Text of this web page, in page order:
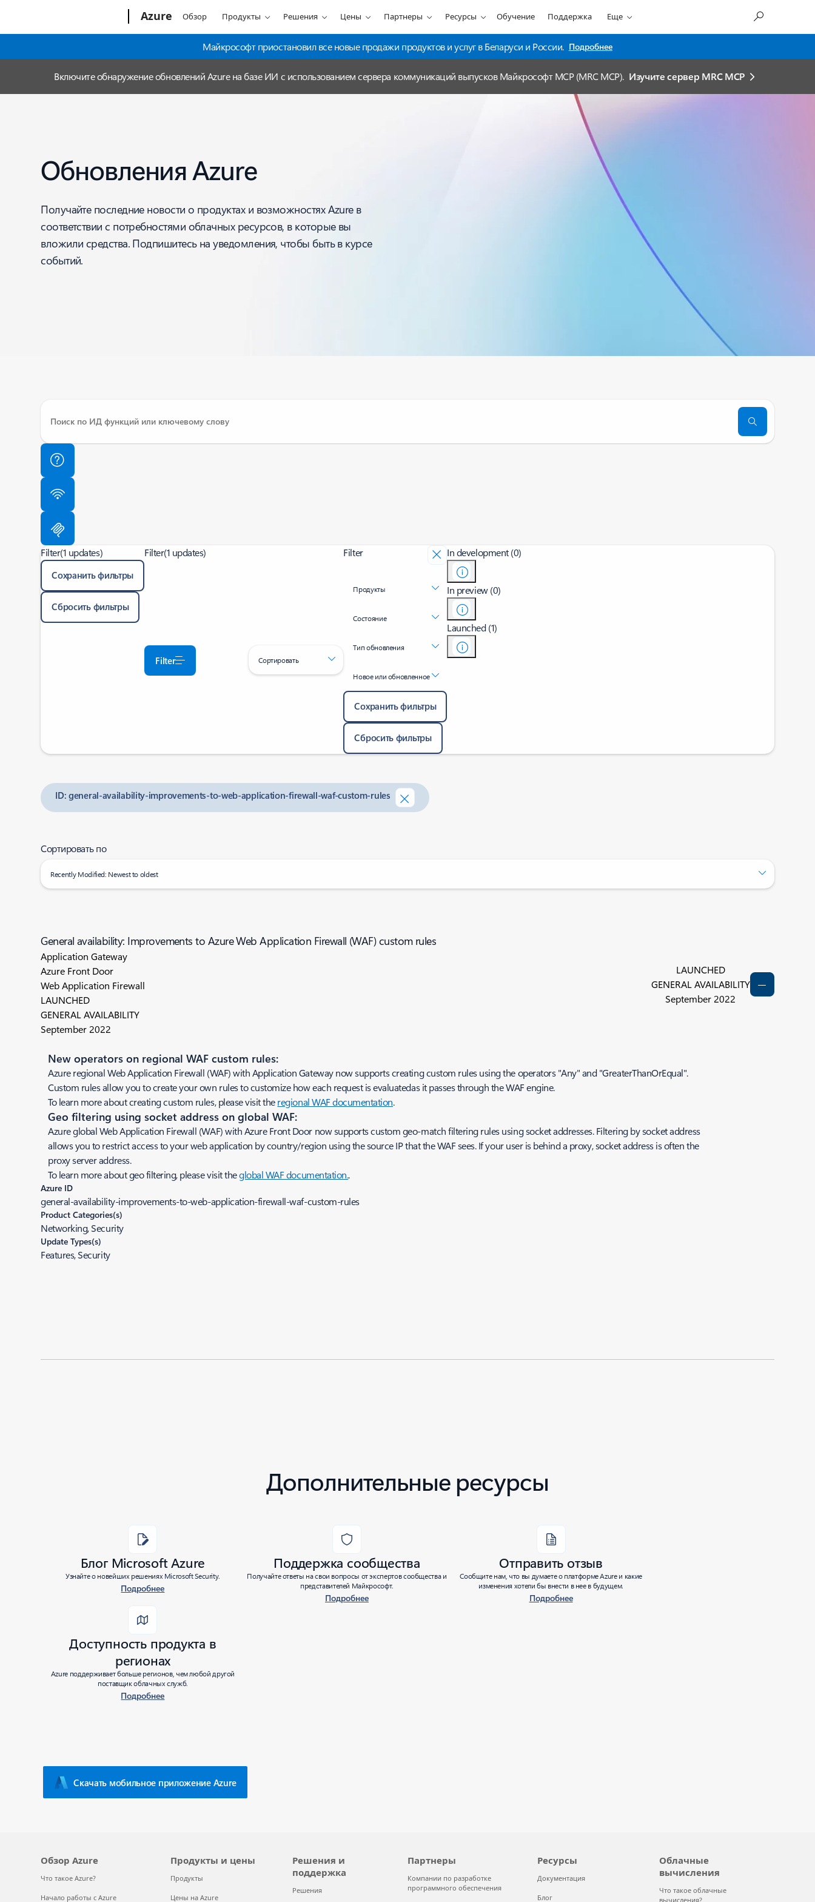
Azure Обзор Продукты Решения Цены Партнеры Ресурсы Обучение Поддержка Еще
Майкрософт приостановил все новые продажи продуктов и услуг в Беларуси и России. Подробнее
Включите обнаружение обновлений Azure на базе ИИ с использованием сервера коммуникаций выпусков Майкрософт MCP (MRC MCP). Изучите сервер MRC MCP
Обновления Azure
Получайте последние новости о продуктах и возможностях Azure в
соответствии с потребностями облачных ресурсов, в которые вы
вложили средства. Подпишитесь на уведомления, чтобы быть в курсе
событий.
Filter(1 updates)
Сохранить фильтры
Сбросить фильтры
Filter(1 updates)
Filter Сортировать
Filter
Продукты
Состояние
Тип обновления
Новое или обновленное
Сохранить фильтры
Сбросить фильтры
In development (0)
In preview (0)
Launched (1)
ID: general-availability-improvements-to-web-application-firewall-waf-custom-rules
Сортировать по
Recently Modified: Newest to oldest
General availability: Improvements to Azure Web Application Firewall (WAF) custom rules
Application Gateway
Azure Front Door
Web Application Firewall
LAUNCHED
GENERAL AVAILABILITY
September 2022
LAUNCHED
GENERAL AVAILABILITY
September 2022
New operators on regional WAF custom rules:
Azure regional Web Application Firewall (WAF) with Application Gateway now supports creating custom rules using the operators "Any" and "GreaterThanOrEqual".
Custom rules allow you to create your own rules to customize how each request is evaluatedas it passes through the WAF engine.
To learn more about creating custom rules, please visit theregional WAF documentation.
Geo filtering using socket address on global WAF:
Azure global Web Application Firewall (WAF) with Azure Front Door now supports custom geo-match filtering rules using socket addresses. Filtering by socket address
allows you to restrict access to your web application by country/region using the source IP that the WAF sees. If your user is behind a proxy, socket address is often the
proxy server address.
To learn more about geo filtering, please visit theglobal WAF documentation..
Azure ID
general-availability-improvements-to-web-application-firewall-waf-custom-rules
Product Categories(s)
Networking, Security
Update Types(s)
Features, Security
Дополнительные ресурсы
Блог Microsoft Azure
Узнайте о новейших решениях Microsoft Security.
Подробнее
Поддержка сообщества
Получайте ответы на свои вопросы от экспертов сообщества и
представителей Майкрософт.
Подробнее
Отправить отзыв
Сообщите нам, что вы думаете о платформе Azure и какие
изменения хотели бы внести в нее в будущем.
Подробнее
Доступность продукта в
регионах
Azure поддерживает больше регионов, чем любой другой
поставщик облачных служб.
Подробнее
Скачать мобильное приложение Azure
Обзор Azure
Что такое Azure?
Начало работы с Azure
Продукты и цены
Продукты
Цены на Azure
Решения и
поддержка
Решения
Партнеры
Компании по разработке
программного обеспечения
Ресурсы
Документация
Блог
Облачные
вычисления
Что такое облачные
вычисления?